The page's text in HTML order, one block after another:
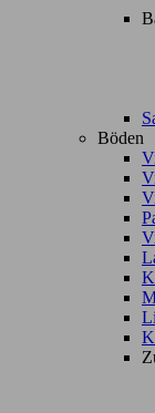
Böden